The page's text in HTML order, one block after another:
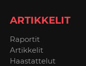
ARTIKKELIT
Raportit
Artikkelit
Haastattelut